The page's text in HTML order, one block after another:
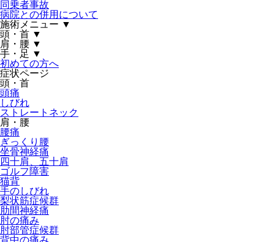
同乗者事故
病院との併用について
施術メニュー ▼
頭・首 ▼
肩・腰 ▼
手・足 ▼
初めての方へ
症状ページ
頭・首
頭痛
しびれ
ストレートネック
肩・腰
腰痛
ぎっくり腰
坐骨神経痛
四十肩、五十肩
ゴルフ障害
猫背
手のしびれ
梨状筋症候群
肋間神経痛
肘の痛み
肘部管症候群
背中の痛み